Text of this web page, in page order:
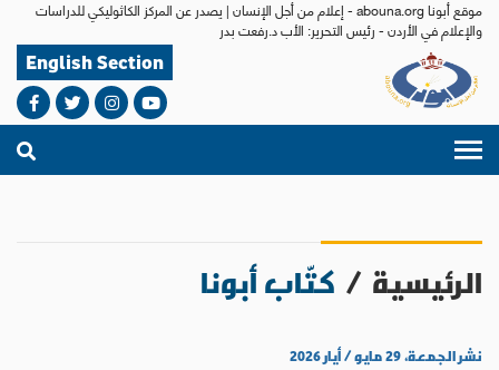
موقع أبونا abouna.org - إعلام من أجل الإنسان | يصدر عن المركز الكاثوليكي للدراسات
والإعلام في الأردن - رئيس التحرير: الأب د.رفعت بدر
English Section
الرئيسية / كتّاب أبونا
نشر الجمعة، ٢٩ مايو / أيار ٢٠٢٦